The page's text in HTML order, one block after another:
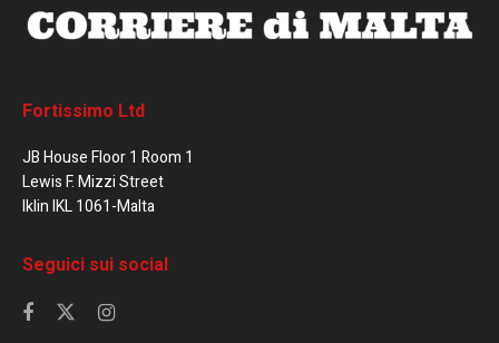
Fortissimo Ltd
JB House Floor 1 Room 1
Lewis F. Mizzi Street
Iklin IKL 1061-Malta
Seguici sui social